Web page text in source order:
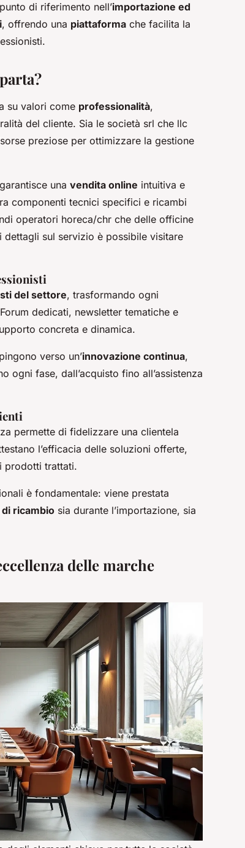
di riferimento nell’importazione ed
, offrendo una piattaforma che facilita la
su valori come professionalità,
del cliente. Sia le società srl che llc
preziose per ottimizzare la gestione
una vendita online intuitiva e
componenti tecnici specifici e ricambi
operatori horeca/chr che delle officine
sul servizio è possibile visitare
del settore, trasformando ogni
dedicati, newsletter tematiche e
concreta e dinamica.
verso un’innovazione continua,
ogni fase, dall’acquisto fino all’assistenza
permette di fidelizzare una clientela
l’efficacia delle soluzioni offerte,
prodotti trattati.
è fondamentale: viene prestata
ricambio sia durante l’importazione, sia
delle marche